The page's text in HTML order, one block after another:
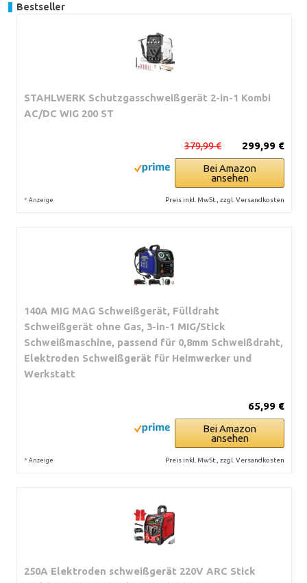
Bestseller
STAHLWERK Schutzgasschweißgerät 2-in-1 Kombi
AC/DC WIG 200 ST
299,99 €
379,99 €
Bei Amazon
ansehen
* Anzeige Preis inkl. MwSt., zzgl. Versandkosten
140A MIG MAG Schweißgerät, Fülldraht
Schweißgerät ohne Gas, 3-in-1 MIG/Stick
Schweißmaschine, passend für 0,8mm Schweißdraht,
Elektroden Schweißgerät für Heimwerker und
Werkstatt
65,99 €
Bei Amazon
ansehen
* Anzeige Preis inkl. MwSt., zzgl. Versandkosten
250A Elektroden schweißgerät 220V ARC Stick